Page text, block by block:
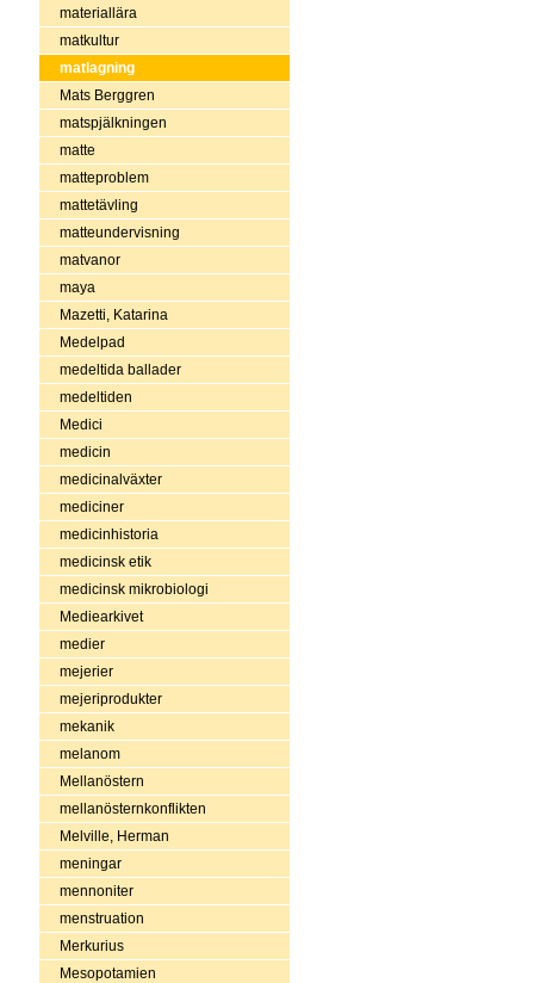
materiallära
matkultur
matlagning
Mats Berggren
matspjälkningen
matte
matteproblem
mattetävling
matteundervisning
matvanor
maya
Mazetti, Katarina
Medelpad
medeltida ballader
medeltiden
Medici
medicin
medicinalväxter
mediciner
medicinhistoria
medicinsk etik
medicinsk mikrobiologi
Mediearkivet
medier
mejerier
mejeriprodukter
mekanik
melanom
Mellanöstern
mellanösternkonflikten
Melville, Herman
meningar
mennoniter
menstruation
Merkurius
Mesopotamien